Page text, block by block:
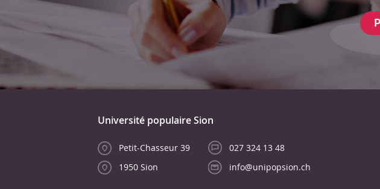
Université populaire Sion
Petit-Chasseur 39
1950 Sion
027 324 13 48
info@unipopsion.ch